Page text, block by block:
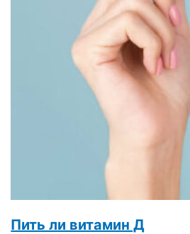
Пить ли витамин Д